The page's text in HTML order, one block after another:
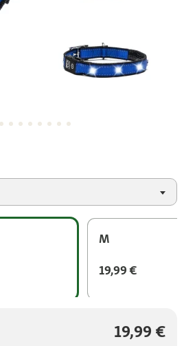
M
19,99 €
19,99 €